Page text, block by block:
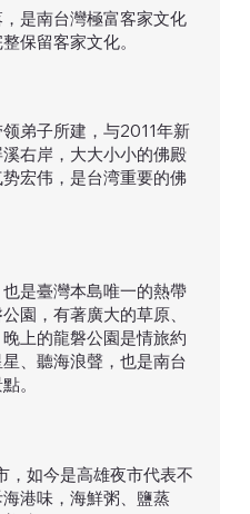
是南台灣極富客家文化
保留客家文化。
弟子所建，与2011年新
右岸，大大小小的佛殿
宏伟，是台湾重要的佛
是臺灣本島唯一的熱帶
園，有著廣大的草原、
上的龍磐公園是情旅約
、聽海浪聲，也是南台
。
，如今是高雄夜市代表不
港味，海鮮粥、鹽蒸